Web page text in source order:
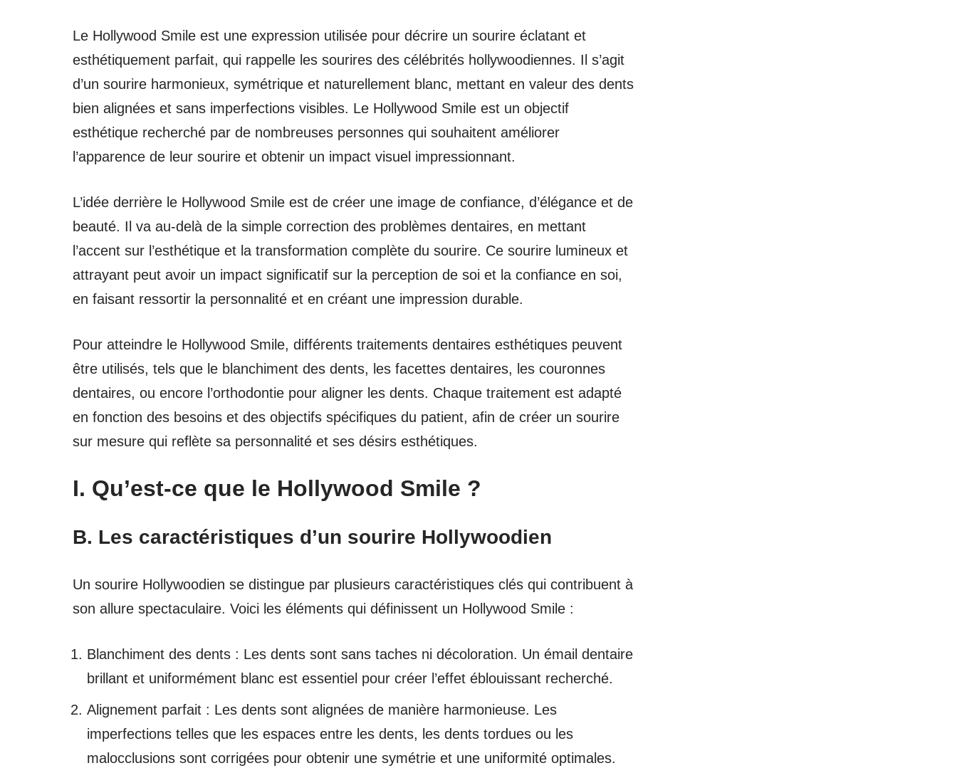
Le Hollywood Smile est une expression utilisée pour décrire un sourire éclatant et
esthétiquement parfait, qui rappelle les sourires des célébrités hollywoodiennes. Il s’agit
d’un sourire harmonieux, symétrique et naturellement blanc, mettant en valeur des dents
bien alignées et sans imperfections visibles. Le Hollywood Smile est un objectif
esthétique recherché par de nombreuses personnes qui souhaitent améliorer
l’apparence de leur sourire et obtenir un impact visuel impressionnant.
L’idée derrière le Hollywood Smile est de créer une image de confiance, d’élégance et de
beauté. Il va au-delà de la simple correction des problèmes dentaires, en mettant
l’accent sur l’esthétique et la transformation complète du sourire. Ce sourire lumineux et
attrayant peut avoir un impact significatif sur la perception de soi et la confiance en soi,
en faisant ressortir la personnalité et en créant une impression durable.
Pour atteindre le Hollywood Smile, différents traitements dentaires esthétiques peuvent
être utilisés, tels que le blanchiment des dents, les facettes dentaires, les couronnes
dentaires, ou encore l’orthodontie pour aligner les dents. Chaque traitement est adapté
en fonction des besoins et des objectifs spécifiques du patient, afin de créer un sourire
sur mesure qui reflète sa personnalité et ses désirs esthétiques.
I. Qu’est-ce que le Hollywood Smile ?
B. Les caractéristiques d’un sourire Hollywoodien
Un sourire Hollywoodien se distingue par plusieurs caractéristiques clés qui contribuent à
son allure spectaculaire. Voici les éléments qui définissent un Hollywood Smile :
Blanchiment des dents : Les dents sont sans taches ni décoloration. Un émail dentaire
brillant et uniformément blanc est essentiel pour créer l’effet éblouissant recherché.
Alignement parfait : Les dents sont alignées de manière harmonieuse. Les
imperfections telles que les espaces entre les dents, les dents tordues ou les
malocclusions sont corrigées pour obtenir une symétrie et une uniformité optimales.